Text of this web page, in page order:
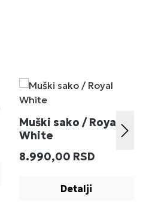
Muški sako / Royal
White
Redovna cena:
8.990,00 RSD
Detalji